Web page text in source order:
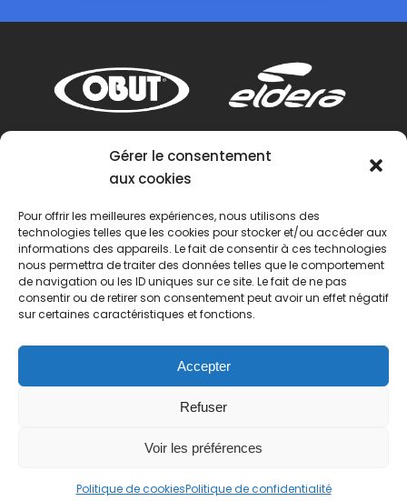
Gérer le consentement
aux cookies
Pour offrir les meilleures expériences, nous utilisons des
technologies telles que les cookies pour stocker et/ou accéder aux
informations des appareils. Le fait de consentir à ces technologies
nous permettra de traiter des données telles que le comportement
de navigation ou les ID uniques sur ce site. Le fait de ne pas
consentir ou de retirer son consentement peut avoir un effet négatif
sur certaines caractéristiques et fonctions.
Accepter
Refuser
Voir les préférences
Politique de cookiesPolitique de confidentialité
réservés.